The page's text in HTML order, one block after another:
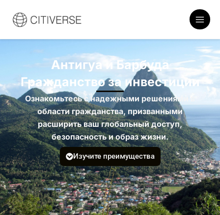
содержанию
Антигуа и Барбуда
Гражданство за инвестиции
Ознакомьтесь с надежными решениями в
области гражданства, призванными
расширить ваш глобальный доступ,
безопасность и образ жизни.
Изучите преимущества